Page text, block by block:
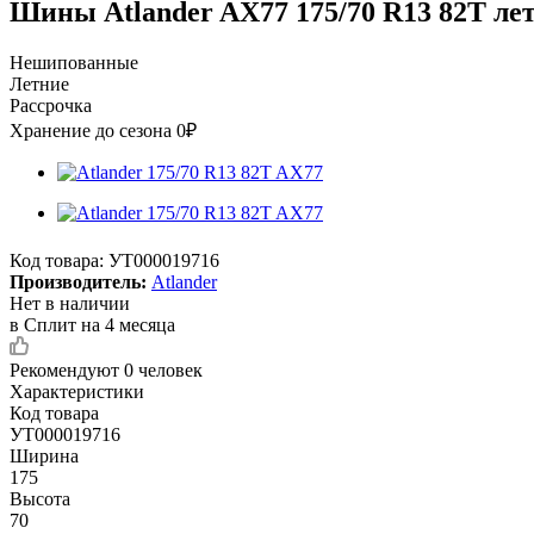
Шины Atlander AX77 175/70 R13 82T
Нешипованные
Летние
Рассрочка
Хранение до сезона 0₽
Код товара: УТ000019716
Производитель: Atlander
Нет в наличии
в Сплит на 4 месяца
Рекомендуют 0 человек
Характеристики
Код товара
УТ000019716
Ширина
175
Высота
70